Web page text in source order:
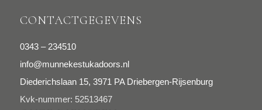
CONTACTGEGEVENS
0343 – 234510
info@munnekestukadoors.nl
Diederichslaan 15, 3971 PA Driebergen-Rijsenburg
Kvk-nummer: 52513467